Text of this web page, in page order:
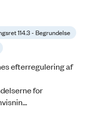
114.3 - Begrundelse
efterregulering af
for